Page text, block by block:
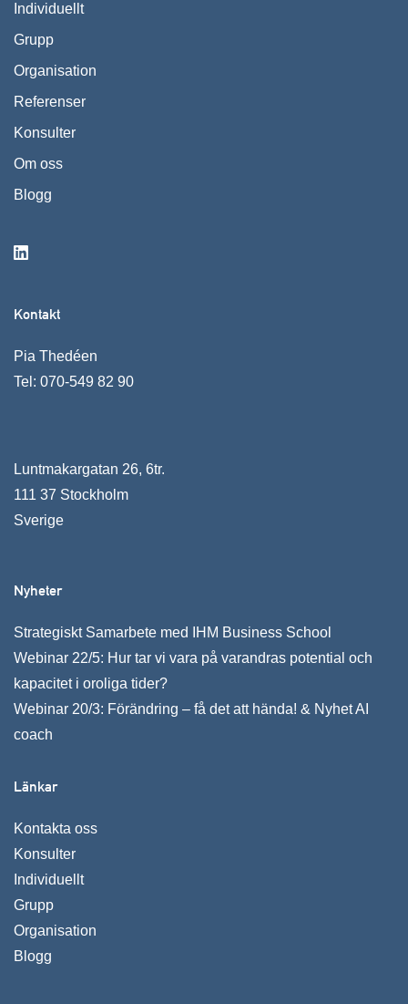
Individuellt
Grupp
Organisation
Referenser
Konsulter
Om oss
Blogg
Kontakt
Pia Thedéen
Tel: 070-549 82 90
Luntmakargatan 26, 6tr.
111 37 Stockholm
Sverige
Nyheter
Strategiskt Samarbete med IHM Business School
Webinar 22/5: Hur tar vi vara på varandras potential och
kapacitet i oroliga tider?
Webinar 20/3: Förändring – få det att hända! & Nyhet AI
coach
Länkar
Kontakta oss
Konsulter
Individuellt
Grupp
Organisation
Blogg